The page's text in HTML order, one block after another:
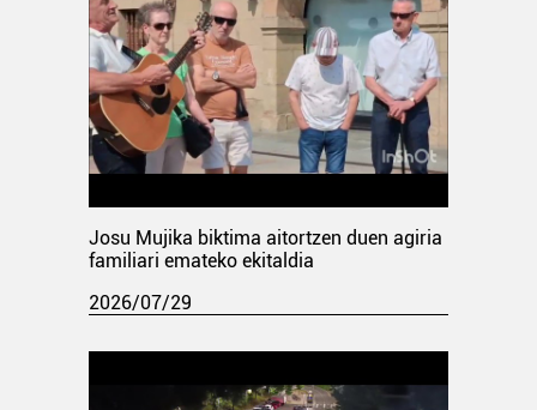
Josu Mujika biktima aitortzen duen agiria
familiari emateko ekitaldia
2026/07/29